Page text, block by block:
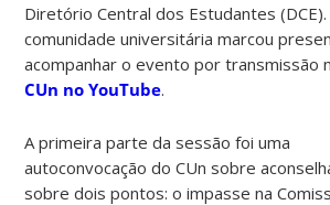
Diretório Central dos Estudantes (DCE).
comunidade universitária marcou
acompanhar o evento por transmissão
CUn no YouTube.
A primeira parte da sessão foi uma
autoconvocação do CUn sobre
sobre dois pontos: o impasse na